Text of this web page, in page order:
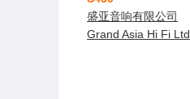
盛亚音响有限公司
Grand Asia Hi Fi Ltd